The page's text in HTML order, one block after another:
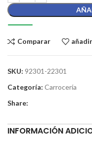
Comparar
SKU: 92301-22301
Categoría: Carrocería
Share:
INFORMACIÓN